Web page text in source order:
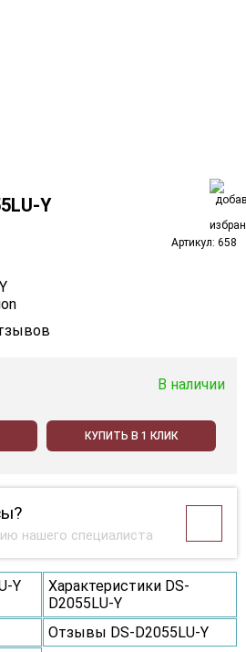
Y
Артикул: 658
В наличии
КУПИТЬ В 1 КЛИК
нашего специалиста
Y
Характеристики DS-
D2055LU-Y
Отзывы DS-D2055LU-Y